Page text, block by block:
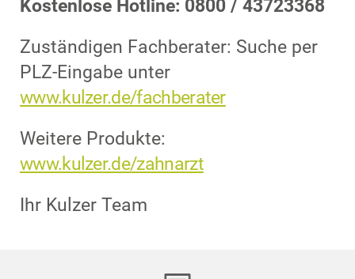
Kostenlose Hotline: 0800 / 43723368
Zuständigen Fachberater: Suche per
PLZ-Eingabe unter
www.kulzer.de/fachberater
Weitere Produkte:
www.kulzer.de/zahnarzt
Ihr Kulzer Team